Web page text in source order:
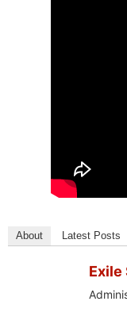
About Latest Posts
Exile